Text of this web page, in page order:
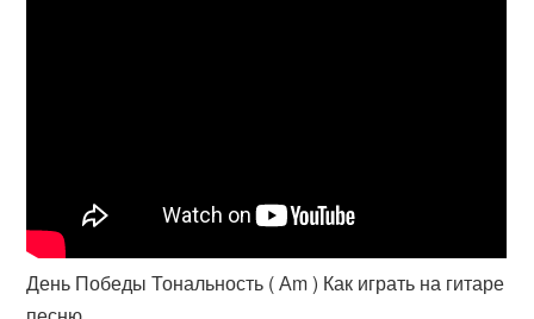
День Победы Тональность ( Аm ) Как играть на гитаре